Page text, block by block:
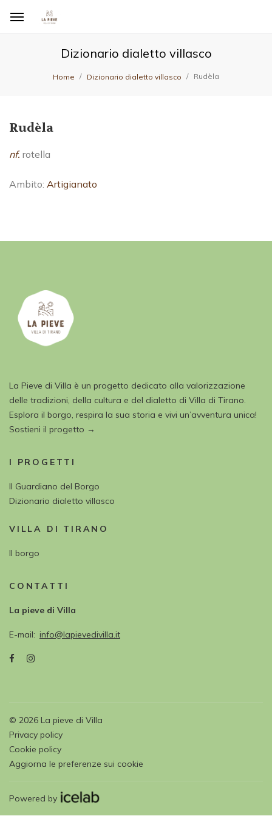
Dizionario dialetto villasco
Home Dizionario dialetto villasco Rudèla
Rudèla
nf. rotella
Ambito: Artigianato
La Pieve di Villa è un progetto dedicato alla valorizzazione
delle tradizioni, della cultura e del dialetto di Villa di Tirano.
Esplora il borgo, respira la sua storia e vivi un’avventura unica!
Sostieni il progetto →
I PROGETTI
Il Guardiano del Borgo
Dizionario dialetto villasco
VILLA DI TIRANO
Il borgo
CONTATTI
La pieve di Villa
E-mail info@lapievedivilla.it
© 2026 La pieve di Villa
Privacy policy
Cookie policy
Aggiorna le preferenze sui cookie
Powered by